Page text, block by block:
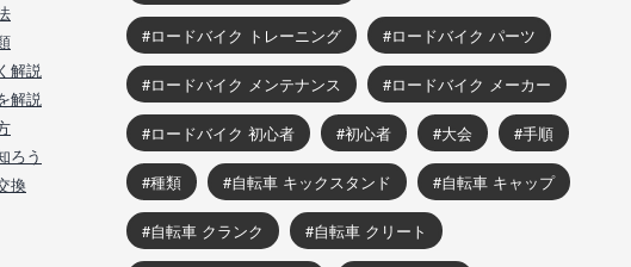
解説
解説
ろう
換
ロードバイク トレーニング ロードバイク パーツ
ロードバイク メンテナンス ロードバイク メーカー
ロードバイク 初心者 初心者 大会 手順
種類 自転車 キックスタンド 自転車 キャップ
自転車 クランク 自転車 クリート